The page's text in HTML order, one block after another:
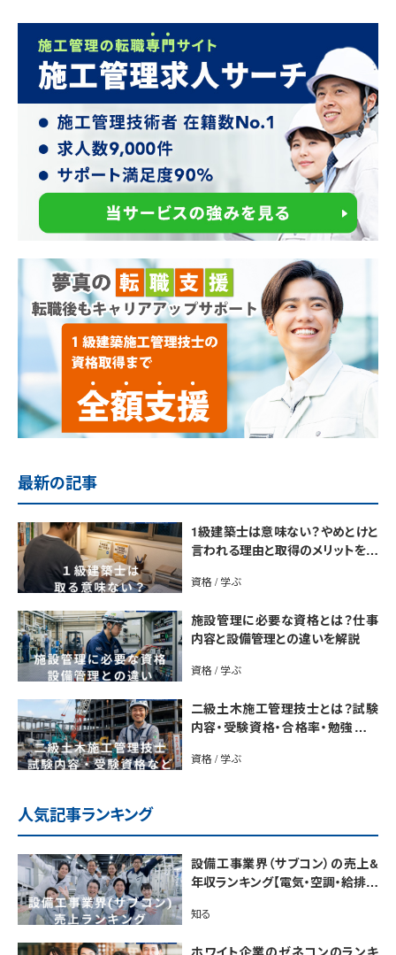
最新の記事
1級建築士は意味ない？やめとけと
言われる理由と取得のメリットを解
資格 / 学ぶ
施設管理に必要な資格とは？仕事
内容と設備管理との違いを解説
資格 / 学ぶ
二級土木施工管理技士とは？試験
内容・受験資格・合格率・勉強法を
資格 / 学ぶ
人気記事ランキング
設備工事業界（サブコン）の売上&
年収ランキング【電気・空調・給排水
市場規模も解説
知る
ホワイト企業のゼネコンのランキ